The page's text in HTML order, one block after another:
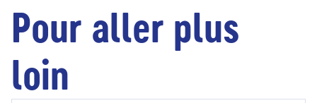
Pour aller plus
loin